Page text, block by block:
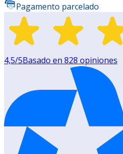
Pagamento parcelado
4,5/5Basado en 828 opiniones